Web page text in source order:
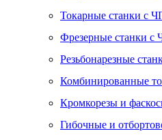
Токарные станки с
Фрезерные станки с
Резьбонарезные
Комбинированные
Кромкорезы и
Гибочные и